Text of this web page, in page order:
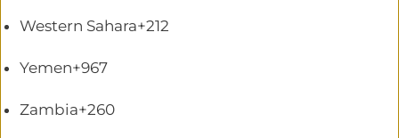
Western Sahara+212
Yemen+967
Zambia+260